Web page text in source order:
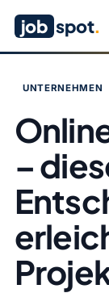
job spot.
UNTERNEHMEN
–